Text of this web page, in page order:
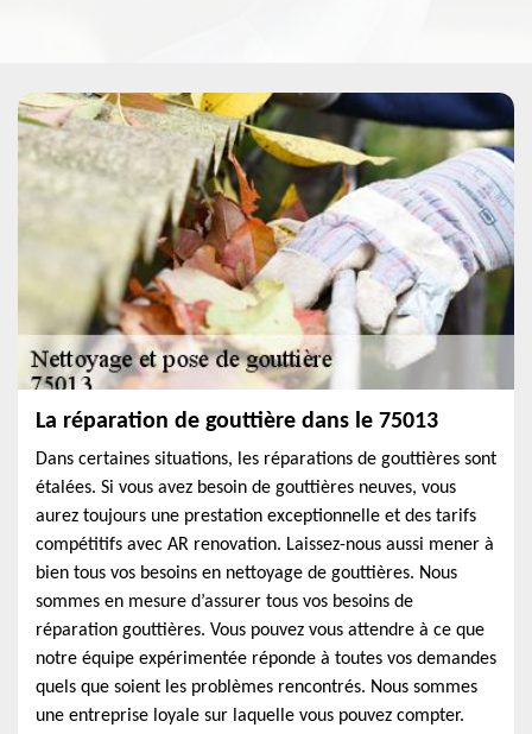
La réparation de gouttière dans le 75013
Dans certaines situations, les réparations de gouttières sont
étalées. Si vous avez besoin de gouttières neuves, vous
aurez toujours une prestation exceptionnelle et des tarifs
compétitifs avec AR renovation. Laissez-nous aussi mener à
bien tous vos besoins en nettoyage de gouttières. Nous
sommes en mesure d’assurer tous vos besoins de
réparation gouttières. Vous pouvez vous attendre à ce que
notre équipe expérimentée réponde à toutes vos demandes
quels que soient les problèmes rencontrés. Nous sommes
une entreprise loyale sur laquelle vous pouvez compter.